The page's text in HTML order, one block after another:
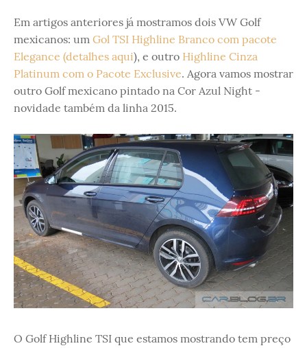
Em artigos anteriores já mostramos dois VW Golf
mexicanos: um Gol TSI Highline Branco com pacote
Elegance (detalhes aqui), e outro Highline Cinza
Platinum com o Pacote Exclusive. Agora vamos mostrar
outro Golf mexicano pintado na Cor Azul Night -
novidade também da linha 2015.
O Golf Highline TSI que estamos mostrando tem preço